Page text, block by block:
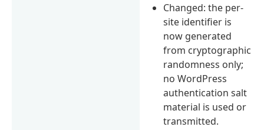
Changed: the per-
site identifier is
now generated
from cryptographic
randomness only;
no WordPress
authentication salt
material is used or
transmitted.